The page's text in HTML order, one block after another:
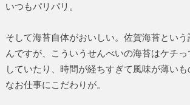
いつもパリパリ。
そして海苔自体がおいしい。佐賀海苔という
んですが、こういうせんべいの海苔はケチ
していたり、時間が経ちすぎて風味が薄い
なお仕事にこだわりが。